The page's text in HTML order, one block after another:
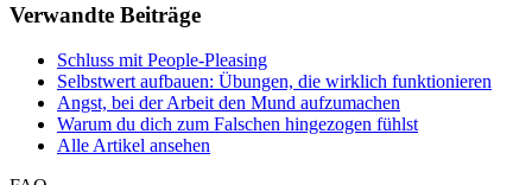
Verwandte Beiträge
Schluss mit People-Pleasing
Selbstwert aufbauen: Übungen, die wirklich funktionieren
Angst, bei der Arbeit den Mund aufzumachen
Warum du dich zum Falschen hingezogen fühlst
Alle Artikel ansehen